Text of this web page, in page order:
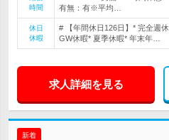
時間
有無：有※平均…
休日
休暇
# 【年間休日126日】* 完全週
GW休暇* 夏季休暇* 年末年…
求人詳細を見る
新着